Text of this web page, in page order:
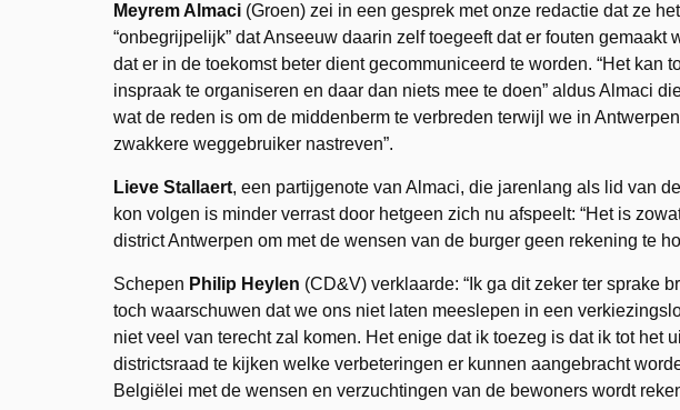
Meyrem Almaci (Groen) zei in een gesprek met onze redactie dat ze
“onbegrijpelijk” dat Anseeuw daarin zelf toegeeft dat er fouten
dat er in de toekomst beter dient gecommuniceerd te worden. “Het kan
inspraak te organiseren en daar dan niets mee te doen” aldus Almaci
wat de reden is om de middenberm te verbreden terwijl we in
zwakkere weggebruiker nastreven”.
Lieve Stallaert, een partijgenote van Almaci, die jarenlang als lid van
kon volgen is minder verrast door hetgeen zich nu afspeelt: “Het is
district Antwerpen om met de wensen van de burger geen rekening te
Schepen Philip Heylen (CD&V) verklaarde: “Ik ga dit zeker ter sprake
toch waarschuwen dat we ons niet laten meeslepen in een
niet veel van terecht zal komen. Het enige dat ik toezeg is dat ik tot het
districtsraad te kijken welke verbeteringen er kunnen aangebracht
Belgiëlei met de wensen en verzuchtingen van de bewoners wordt